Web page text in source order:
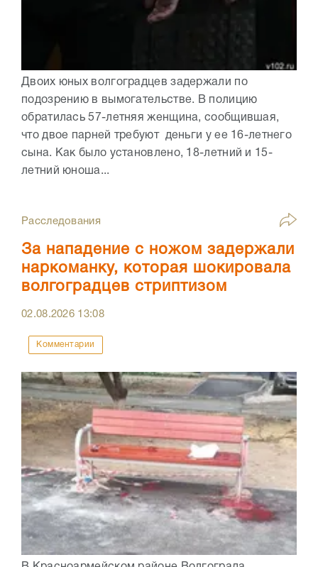
Двоих юных волгоградцев задержали по
подозрению в вымогательстве. В полицию
обратилась 57-летняя женщина, сообщившая,
что двое парней требуют деньги у ее 16-летнего
сына. Как было установлено, 18-летний и 15-
летний юноша...
Расследования
За нападение с ножом задержали
наркоманку, которая шокировала
волгоградцев стриптизом
02.08.2026 13:08
Комментарии